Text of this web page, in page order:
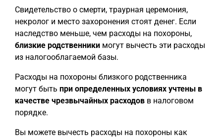
Свидетельство о смерти, траурная церемония,
некролог и место захоронения стоят денег. Если
наследство меньше, чем расходы на похороны,
близкие родственники могут вычесть эти расходы
из налогооблагаемой базы.
Расходы на похороны близкого родственника
могут быть при определенных условиях учтены в
качестве чрезвычайных расходов в налоговом
порядке.
Вы можете вычесть расходы на похороны как